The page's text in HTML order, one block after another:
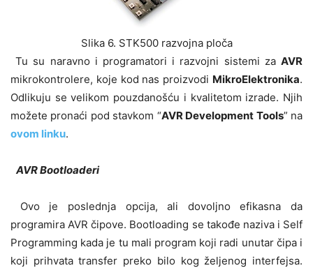
Slika 6. STK500 razvojna ploča
Tu su naravno i programatori i razvojni sistemi za AVR
mikrokontrolere, koje kod nas proizvodi MikroElektronika.
Odlikuju se velikom pouzdanošću i kvalitetom izrade. Njih
možete pronaći pod stavkom “AVR Development Tools” na
ovom linku.
AVR Bootloaderi
Ovo je poslednja opcija, ali dovoljno efikasna da
programira AVR čipove. Bootloading se takođe naziva i Self
Programming kada je tu mali program koji radi unutar čipa i
koji prihvata transfer preko bilo kog željenog interfejsa.